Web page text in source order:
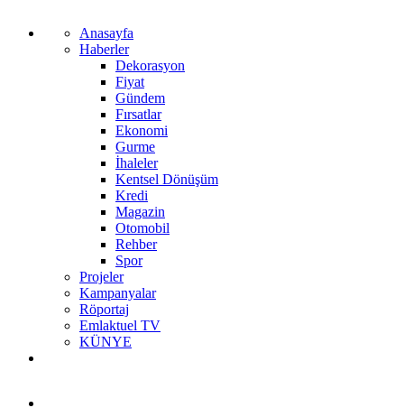
Anasayfa
Haberler
Dekorasyon
Fiyat
Gündem
Fırsatlar
Ekonomi
Gurme
İhaleler
Kentsel Dönüşüm
Kredi
Magazin
Otomobil
Rehber
Spor
Projeler
Kampanyalar
Röportaj
Emlaktuel TV
KÜNYE